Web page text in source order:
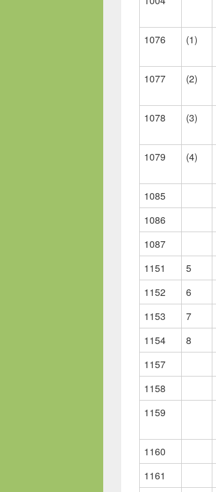
1076 (1)
1077
(2)
1078
(3)
1079
(4)
1085
1086
1087
1151
5
1152
6
1153
7
1154
8
1157
1158
1159
1160
1161